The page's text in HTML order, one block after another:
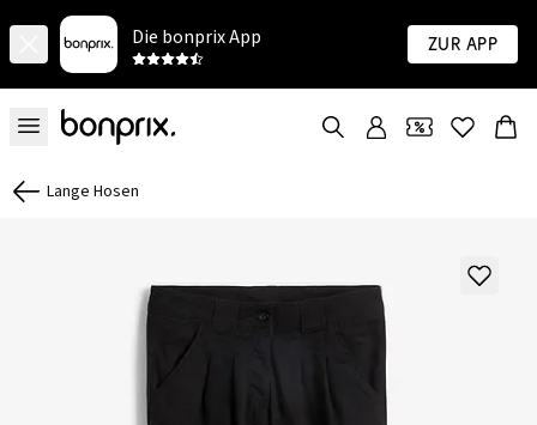
Die bonprix App Zur App
Lange Hosen